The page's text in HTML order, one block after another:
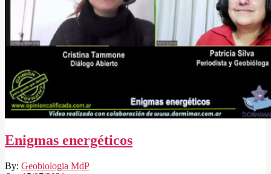
Enigmas energéticos
2021-
By: Geobiologia MdP